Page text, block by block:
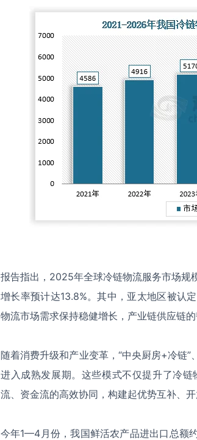
报告指出，2025年全球冷链物流服务市场规
增长率预计达13.8%。其中，亚太地区被认
物流市场需求保持稳健增长，产业链供应链
随着消费升级和产业变革，“中央厨房+冷链
进入成熟发展期。这些模式不仅提升了冷
流、资金流的高效协同，构建起优势互补、开
今年1—4月份，我国鲜活农产品进出口总额